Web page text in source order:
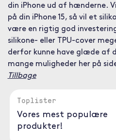
din iPhone ud af hænderne.
på din iPhone 15, så vil et
være en rigtig god
silikone- eller TPU-cover
derfor kunne have glæde af
mange muligheder her på
Tillbage
Toplister
Vores mest populære
produkter!